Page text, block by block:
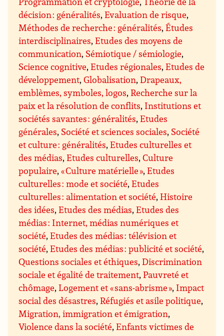
décision : généralités,Evaluation de risque,
Méthodes de recherche : généralités,Études
interdisciplinaires,Etudes des moyens de
communication, Sémiotique / sémiologie,
Science cognitive,Etudes régionales,Etudes de
développement,Globalisation,Drapeaux,
emblèmes, symboles, logos,Recherche sur la
paix et la résolution de conflits, Institutions et
sociétés savantes : généralités,Etudes
générales, Société et sciences sociales, Société
et culture : généralités,Etudes culturelles et
des médias,Etudes culturelles,Culture
populaire,« Culture matérielle »,Etudes
culturelles : mode et société,Etudes
culturelles : alimentation et société,Histoire
des idées,Etudes des médias,Etudes des
médias : Internet, médias numériques et
société,Etudes des médias : télévision et
société,Etudes des médias : publicité et société,
Questions sociales et éthiques,Discrimination
sociale et égalité de traitement,Pauvreté et
chômage,Logement et « sans-abrisme », Impact
social des désastres,Réfugiés et asile politique,
Migration, immigration et émigration,
Violence dans la société,Enfants victimes de